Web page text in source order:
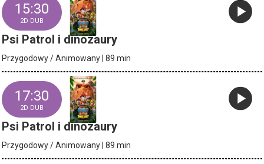
15:30
2D DUB
Psi Patrol i dinozaury
Przygodowy / Animowany | 89 min
17:30
2D DUB
Psi Patrol i dinozaury
Przygodowy / Animowany | 89 min